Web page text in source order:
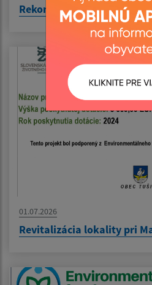
Rekonštrukcia kultúrneho
01.07.2026
Revitalizácia lokality pri